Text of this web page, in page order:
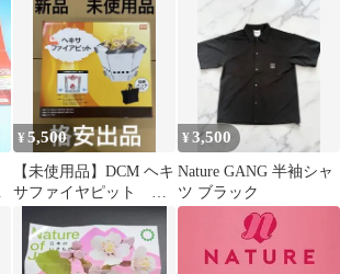
ラムミスト
¥5,500
【未使用品】DCM ヘキ
サファイヤピット 二
¥3,500
Nature GANG 半袖シャ
ツ ブラック